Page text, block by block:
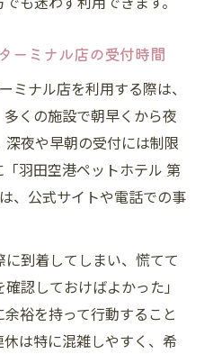
ーミナル店の受付時間
ミナル店を利用する際は、
くの施設で朝早くから夜
夜や早朝の受付には制限
羽田空港ペットホテル 第
、公式サイトや電話での事
到着してしまい、慌てて
認しておけばよかった」
裕を持って行動すること
は特に混雑しやすく、希